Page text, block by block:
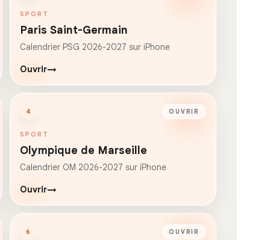
SPORT
Paris Saint-Germain
Calendrier PSG 2026-2027 sur iPhone
Ouvrir→
4 OUVRIR
SPORT
Olympique de Marseille
Calendrier OM 2026-2027 sur iPhone
Ouvrir→
6 OUVRIR